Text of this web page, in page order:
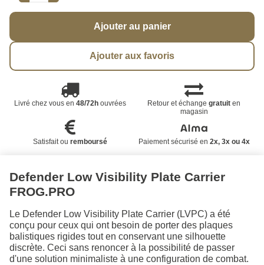
Ajouter au panier
Ajouter aux favoris
Livré chez vous en 48/72houvrées Retour et échangegratuit en
magasin
Satisfait ou remboursé Paiement sécurisé en 2x, 3x ou 4x
Defender Low Visibility Plate Carrier
FROG.PRO
Le Defender Low Visibility Plate Carrier (LVPC) a été
conçu pour ceux qui ont besoin de porter des plaques
balistiques rigides tout en conservant une silhouette
discrète. Ceci sans renoncer à la possibilité de passer
d'une solution minimaliste à une configuration de combat.